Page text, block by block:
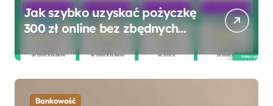
Jak szybko uzyskać pożyczkę
300 zł online bez zbędnych
Bankowość